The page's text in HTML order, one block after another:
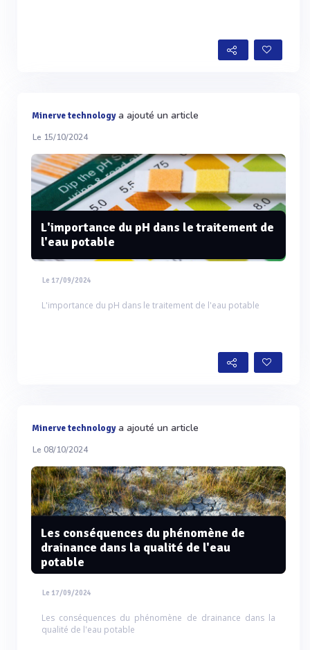
Minerve technologya ajouté un article
Le 15/10/2024
L'importance du pH dans le traitement de
l'eau potable
Le 17/09/2024
L'importance du pH dans le traitement de l'eau potable
Minerve technologya ajouté un article
Le 08/10/2024
Les conséquences du phénomène de
drainance dans la qualité de l'eau
potable
Le 17/09/2024
Les conséquences du phénomène de drainance dans la
qualité de l'eau potable